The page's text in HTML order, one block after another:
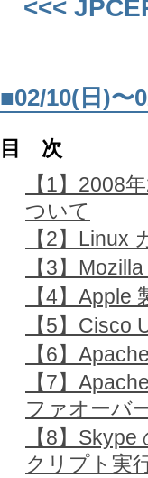
<<<
■02/10(日)〜
目 次
【1】2008
ついて
【2】Linux
【3】
【4】Apple
【5】Cisco
【6】
【7】
ファオーバ
【8】
クリプト実